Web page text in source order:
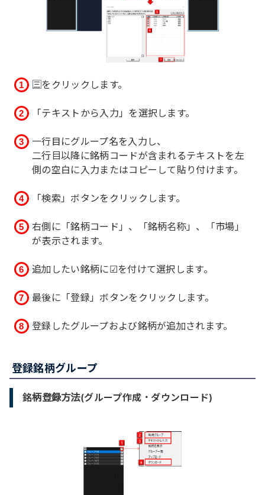
🈪をクリックします。
「テキストから入力」を選択します。
一行目にグループ名を入力し、
二行目以降に銘柄コードが含まれるテキストを左
側の空白に入力またはコピーして貼り付けます。
「検索」ボタンをクリックします。
右側に「銘柄コード」、「銘柄名称」、「市場」
が表示されます。
追加したい銘柄に☑を付けて選択します。
最後に「登録」ボタンをクリックします。
登録したグループおよび銘柄が追加されます。
登録銘柄グループ
銘柄登録方法(グループ作成・ダウンロード)